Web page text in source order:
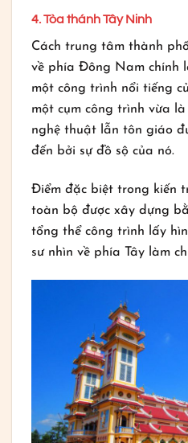
4. Tòa thánh Tây Ninh
Cách trung tâm thành
về phía Đông Nam chính
một công trình nổi tiếng
một cụm công trình vừa
nghệ thuật lẫn tôn giáo
đến bởi sự đồ sộ của nó.
Điểm đặc biệt trong kiến
toàn bộ được xây dựng
tổng thể công trình lấy
sư nhìn về phía Tây làm